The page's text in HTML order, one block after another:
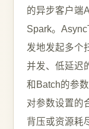
的异步客户端
Spark。
发地发起多个
并发、低延迟
和Batch的参
对参数设置的
背压或资源耗